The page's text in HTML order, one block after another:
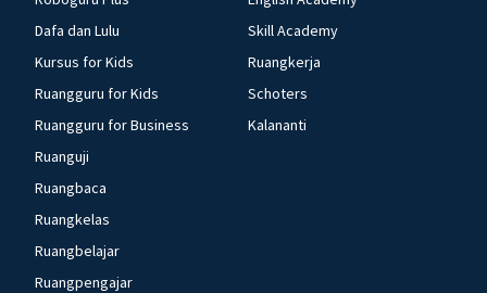
Dafa dan Lulu
Kursus for Kids
Ruangguru for Kids
Ruangguru for Business
Ruanguji
Ruangbaca
Ruangkelas
Ruangbelajar
Ruangpengajar
Skill Academy
Ruangkerja
Schoters
Kalananti